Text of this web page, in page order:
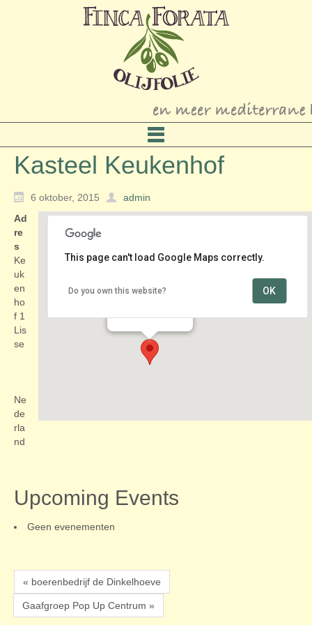
Kasteel Keukenhof
6 oktober, 2015 admin
Kasteel Keukenhof
This page can't load Google Maps correctly.
Do you own this website? OK
Ad
re
s
Ke
uk
en
ho
f 1
Lis
se
Ne
de
rla
nd
Upcoming Events
Geen evenementen
« boerenbedrijf de Dinkelhoeve
Gaafgroep Pop Up Centrum »